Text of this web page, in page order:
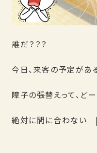
誰だ？？？
今日、来客の予定があ
障子の張替えって、ど
絶対に間に合わない